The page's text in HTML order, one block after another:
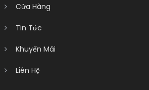
Cửa Hàng
Tin Tức
Khuyến Mãi
Liên Hệ